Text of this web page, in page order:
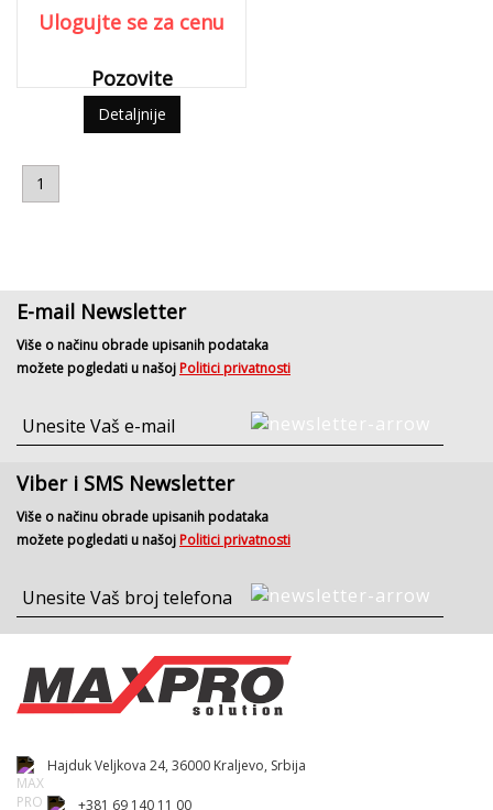
Ulogujte se za cenu
Pozovite
Detaljnije
1
E-mail Newsletter
Više o načinu obrade upisanih podataka
možete pogledati u našoj Politici privatnosti
Viber i SMS Newsletter
Više o načinu obrade upisanih podataka
možete pogledati u našoj Politici privatnosti
Hajduk Veljkova 24, 36000 Kraljevo, Srbija
+381 69 140 11 00